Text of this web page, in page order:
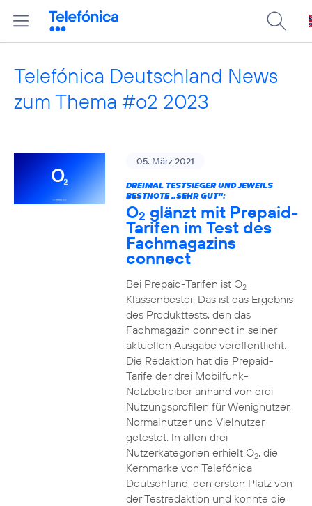
Telefónica Deutschland News
zum Thema #o2 2023
05. März 2021
DREIMAL TESTSIEGER UND JEWEILS
BESTNOTE „SEHR GUT“:
O2 glänzt mit Prepaid-
Tarifen im Test des
Fachmagazins
connect
Bei Prepaid-Tarifen ist O2
Klassenbester. Das ist das Ergebnis
des Produkttests, den das
Fachmagazin connect in seiner
aktuellen Ausgabe veröffentlicht.
Die Redaktion hat die Prepaid-
Tarife der drei Mobilfunk-
Netzbetreiber anhand von drei
Nutzungsprofilen für Wenignutzer,
Normalnutzer und Vielnutzer
getestet. In allen drei
Nutzerkategorien erhielt O2, die
Kernmarke von Telefónica
Deutschland, den ersten Platz von
der Testredaktion und konnte die